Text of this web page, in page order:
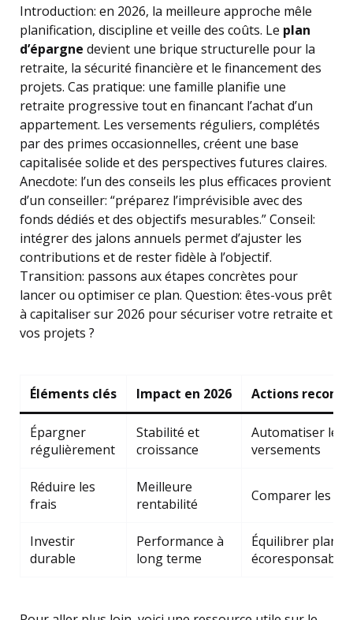
Introduction: en 2026, la meilleure approche mêle
planification, discipline et veille des coûts. Le plan
d’épargne devient une brique structurelle pour la
retraite, la sécurité financière et le financement des
projets. Cas pratique: une famille planifie une
retraite progressive tout en financant l’achat d’un
appartement. Les versements réguliers, complétés
par des primes occasionnelles, créent une base
capitalisée solide et des perspectives futures claires.
Anecdote: l’un des conseils les plus efficaces provient
d’un conseiller: “préparez l’imprévisible avec des
fonds dédiés et des objectifs mesurables.” Conseil:
intégrer des jalons annuels permet d’ajuster les
contributions et de rester fidèle à l’objectif.
Transition: passons aux étapes concrètes pour
lancer ou optimiser ce plan. Question: êtes-vous prêt
à capitaliser sur 2026 pour sécuriser votre retraite et
vos projets ?
Éléments clés Impact en 2026 Actions
Épargner
régulièrement
Stabilité et
croissance
Automatiser les
versements
Réduire les
frais
Meilleure
rentabilité
Comparer les
Investir
durable
Performance à
long terme
Équilibrer plan
écoresponsables